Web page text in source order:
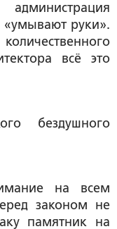
«умывают руки».
всё это
бездушного
на всем
законом не
памятник на